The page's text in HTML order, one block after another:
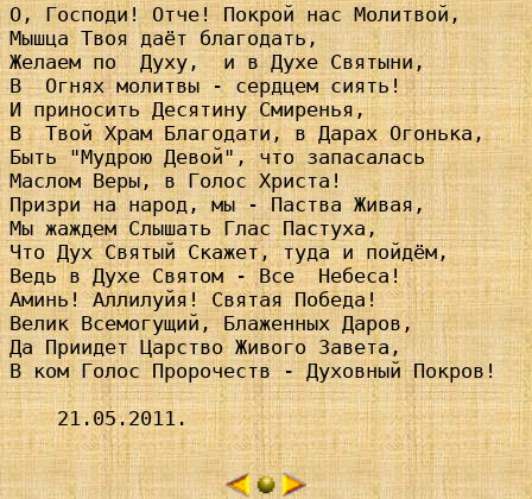
О, Господи! Отче! Покрой нас Молитвой,
Мышца Твоя даёт благодать,
Желаем по  Духу,  и в Духе Святыни,
В  Огнях молитвы - сердцем сиять!
И приносить Десятину Смиренья,
В  Твой Храм Благодати, в Дарах Огонька,
Быть "Мудрою Девой", что запасалась
Маслом Веры, в Голос Христа!
Призри на народ, мы - Паства Живая,
Мы жаждем Слышать Глас Пастуха,
Что Дух Святый Скажет, туда и пойдём,
Ведь в Духе Святом - Все  Небеса!
Аминь! Аллилуйя! Святая Победа!
Велик Всемогущий, Блаженных Даров,
Да Приидет Царство Живого Завета,
В ком Голос Пророчеств - Духовный Покров!
    21.05.2011.